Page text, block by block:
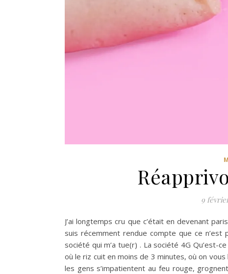
9
J’ai longtemps cru que c’était en devenant
suis récemment rendue compte que ce
société qui m’a tue(r) . La société 4G Qu’est-
où le riz cuit en moins de 3 minutes, où on
les gens s’impatientent au feu rouge,